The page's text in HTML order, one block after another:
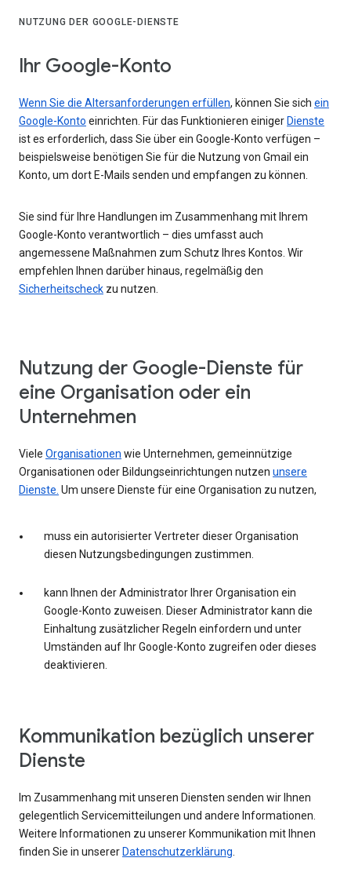
NUTZUNG DER GOOGLE-DIENSTE
Ihr Google-Konto
Wenn Sie die Altersanforderungen erfüllen, können Sie sich ein
Google-Konto einrichten. Für das Funktionieren einiger Dienste
ist es erforderlich, dass Sie über ein Google-Konto verfügen –
beispielsweise benötigen Sie für die Nutzung von Gmail ein
Konto, um dort E-Mails senden und empfangen zu können.
Sie sind für Ihre Handlungen im Zusammenhang mit Ihrem
Google-Konto verantwortlich – dies umfasst auch
angemessene Maßnahmen zum Schutz Ihres Kontos. Wir
empfehlen Ihnen darüber hinaus, regelmäßig den
Sicherheitscheck zu nutzen.
Nutzung der Google-Dienste für
eine Organisation oder ein
Unternehmen
Viele Organisationen wie Unternehmen, gemeinnützige
Organisationen oder Bildungseinrichtungen nutzen unsere
Dienste. Um unsere Dienste für eine Organisation zu nutzen,
muss ein autorisierter Vertreter dieser Organisation
diesen Nutzungsbedingungen zustimmen.
kann Ihnen der Administrator Ihrer Organisation ein
Google-Konto zuweisen. Dieser Administrator kann die
Einhaltung zusätzlicher Regeln einfordern und unter
Umständen auf Ihr Google-Konto zugreifen oder dieses
deaktivieren.
Kommunikation bezüglich unserer
Dienste
Im Zusammenhang mit unseren Diensten senden wir Ihnen
gelegentlich Servicemitteilungen und andere Informationen.
Weitere Informationen zu unserer Kommunikation mit Ihnen
finden Sie in unserer Datenschutzerklärung